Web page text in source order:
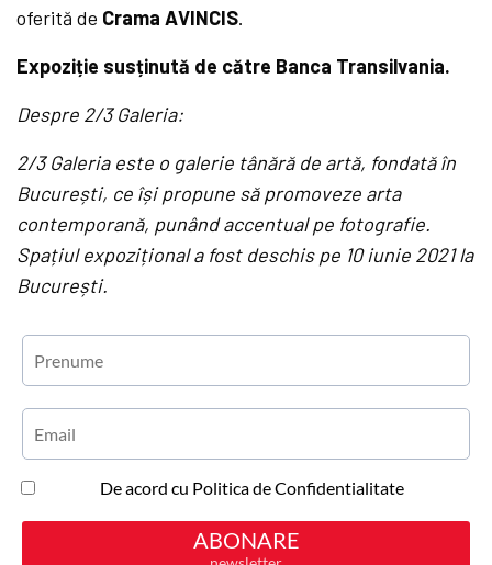
oferită de Crama AVINCIS.
Expoziție susținută de către Banca Transilvania.
Despre 2/3 Galeria:
2/3 Galeria este o galerie tânără de artă, fondată în
București, ce îșipropune să promoveze arta
contemporană, punând accentual pe fotografie.
Spațiul expozițional a fost deschis pe 10 iunie 2021 la
București.